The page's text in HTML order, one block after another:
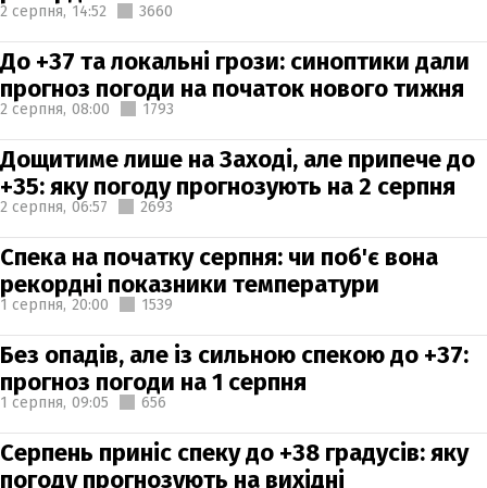
2 серпня, 14:52 3660
До +37 та локальні грози: синоптики дали
прогноз погоди на початок нового тижня
2 серпня, 08:00 1793
Дощитиме лише на Заході, але припече до
+35: яку погоду прогнозують на 2 серпня
2 серпня, 06:57 2693
Спека на початку серпня: чи поб'є вона
рекордні показники температури
1 серпня, 20:00 1539
Без опадів, але із сильною спекою до +37:
прогноз погоди на 1 серпня
1 серпня, 09:05 656
Серпень приніс спеку до +38 градусів: яку
погоду прогнозують на вихідні